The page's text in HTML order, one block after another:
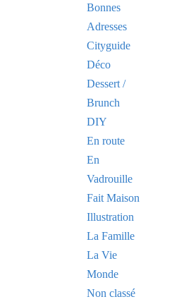
Bonnes
Adresses
Cityguide
Déco
Dessert /
Brunch
DIY
En route
En
Vadrouille
Fait Maison
Illustration
La Famille
La Vie
Monde
Non classé